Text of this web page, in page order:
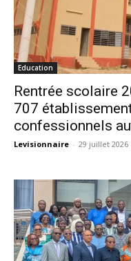
Education
Rentrée scolaire
707
confessionnels
Levisionnaire - 29 juillet 2026